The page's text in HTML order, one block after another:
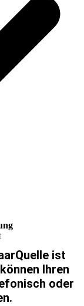
ist
Ihren
oder